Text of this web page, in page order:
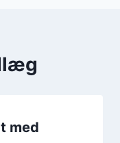
med